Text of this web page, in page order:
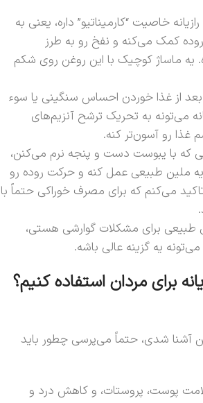
خاصیت “کارمیناتیو” داره، یعنی به
کمک می‌کنه و نفخ رو به طرز
ماساژ کوچیک با این روغن روی شکم
بعد از غذا خوردن احساس سنگینی یا سوء
می‌تونه به تحریک ترشح آنزیم‌های
رو آسون‌تر کنه.
که با یبوست دست و پنجه نرم می‌کنن،
ملین طبیعی عمل کنه و حرکت روده رو
تاکید می‌کنم که برای مصرف خوراکی حتماً با
طبیعی برای مشکلات گوارشی هستی،
می‌تونه یه گزینه عالی باشه.
برای مردان استفاده کنیم؟
آشنا شدی، حتماً می‌پرسی چطور باید
پوست، پروستات، و کاهش درد و